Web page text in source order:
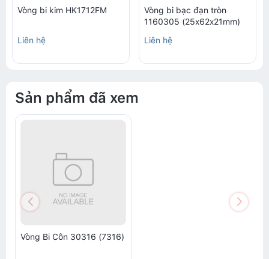
Vòng bi kim HK1712FM
Liên hệ
Vòng bi bạc đạn tròn
1160305 (25x62x21mm)
Liên hệ
Sản phẩm đã xem
Vòng Bi Côn 30316 (7316)